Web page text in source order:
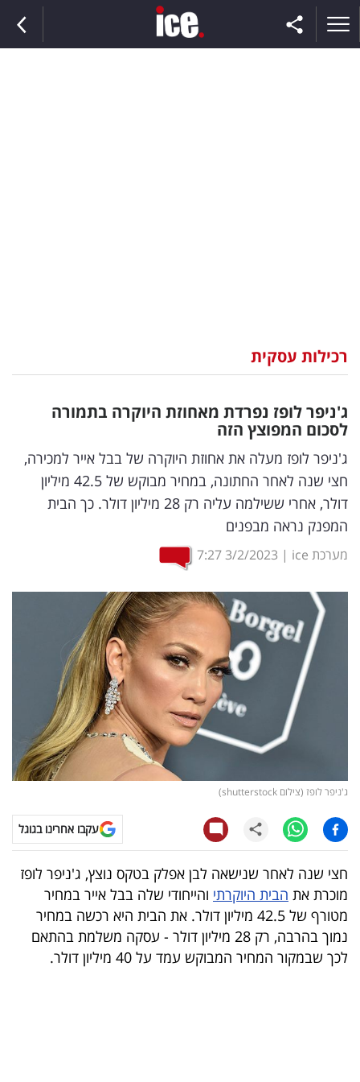
וצרכנות
דיגיטל
וטק
שיווק
ופרסום
משפט
מדדים
ומחקרים
דעות
רכילות
ויראלי
טלוויזיה
עסקי
ספורט
קריירה
ולימודים
רכילות עסקית
ג'ניפר לופז נפרדת מאחוזת היוקרה בתמורה
לסכום המפוצץ הזה
ג'ניפר לופז מעלה את אחוזת היוקרה של בבל אייר למכירה,
חצי שנה לאחר החתונה, במחיר מבוקש של 42.5 מיליון
דולר, אחרי ששילמה עליה רק 28 מיליון דולר. כך הבית
המפנק נראה מבפנים
מערכת ice |
3/2/2023
7:27
ג'ניפר לופז (צילום shutterstock)
עקבו אחרינו בגוגל
חצי שנה לאחר שנישאה לבן אפלק בטקס נוצץ, ג'ניפר לופז
מוכרת את הבית היוקרתי והייחודי שלה בבל אייר במחיר
מטורף של 42.5 מיליון דולר. את הבית היא רכשה במחיר
נמוך בהרבה, רק 28 מיליון דולר - עסקה משלמת בהתאם
לכך שבמקור המחיר המבוקש עמד על 40 מיליון דולר.